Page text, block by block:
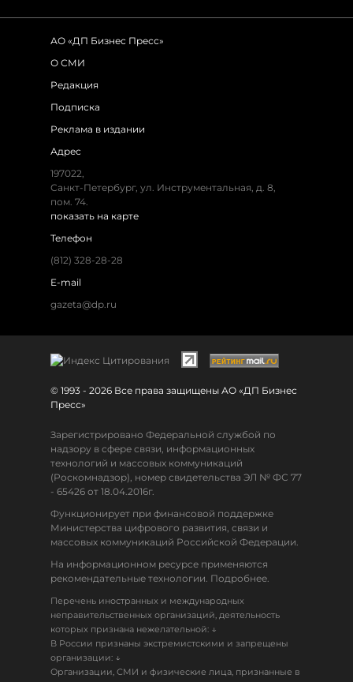
АО «ДП Бизнес Пресс»
О СМИ
Редакция
Подписка
Реклама в издании
Адрес
197022,
Санкт-Петербург, ул. Инструментальная, д. 8,
пом. 74.
показать на карте
Телефон
(812) 328-28-28
E-mail
gazeta@dp.ru
© 1993 - 2026 Все права защищены АО «ДП Бизнес
Пресс»
Зарегистрировано Федеральной службой по
надзору в сфере связи, информационных
технологий и массовых коммуникаций
(Роскомнадзор), номер свидетельства ЭЛ № ФС 77
- 65426 от 18.04.2016г.
Функционирует при финансовой поддержке
Министерства цифрового развития, связи и
массовых коммуникаций Российской Федерации.
На информационном ресурсе применяются
рекомендательные технологии. Подробнее.
Перечень иностранных и международных
неправительственных организаций, деятельность
которых признана нежелательной: ↓
В России признаны экстремистскими и запрещены
организации: ↓
Организации, СМИ и физические лица, признанные в